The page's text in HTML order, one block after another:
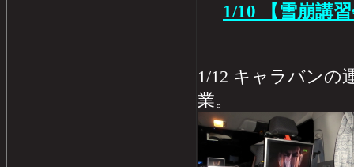
1/10 【雪崩講
1/12 キャラバンの
業。